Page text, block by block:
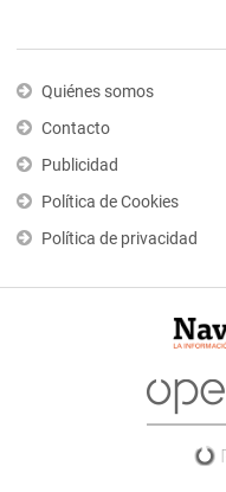
Quiénes somos
Contacto
Publicidad
Política de Cookies
Política de privacidad